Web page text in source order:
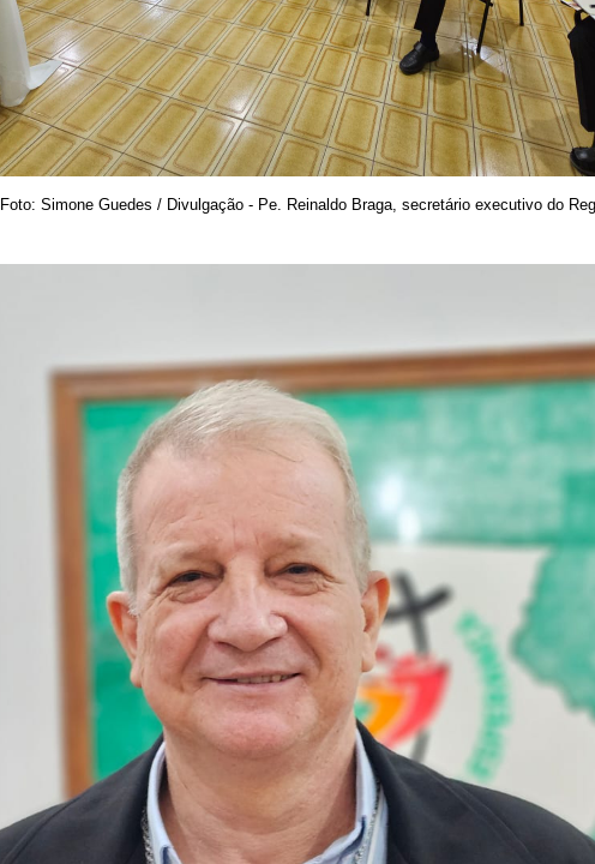
Foto: Simone Guedes / Divulgação - Pe. Reinaldo Braga, secretário executivo do